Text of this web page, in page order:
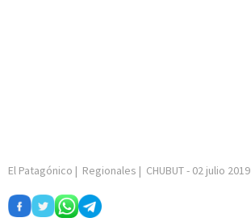
El Patagónico | Regionales | CHUBUT- 02 julio 2019